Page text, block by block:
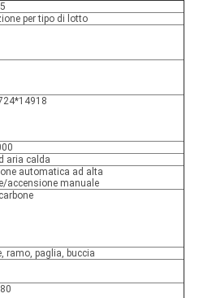
per tipo di lotto
aria calda
automatica ad alta
accensione manuale
ramo, paglia, buccia